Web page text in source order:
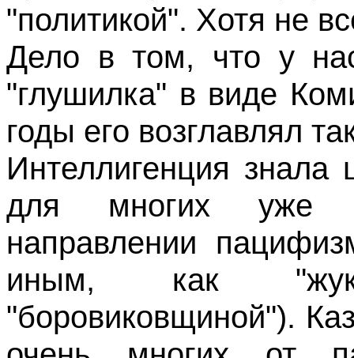
"политикой". Хотя не
Дело в том, что у
"глушилка" в виде
годы его возглавлял
Интеллигенция
для многих уже
направлении
иным, как
"боровиковщиной").